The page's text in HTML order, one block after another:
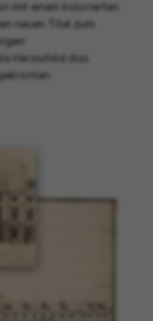
mit einem kolorierten
neuen Titel zum
Herzschild das